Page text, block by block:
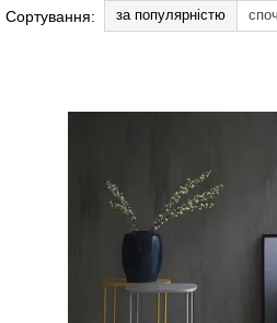
Сортування: за популярністю